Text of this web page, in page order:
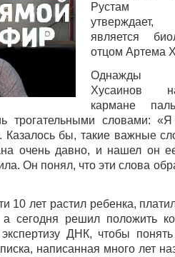
Рустам
является
отцом Артема
Однажды
Хусаинов
кармане
трогательными словами:
Казалось бы, такие важные
очень давно, и нашел он
Он понял, что эти слова
10 лет растил ребенка,
сегодня решил положить
ДНК, чтобы
написанная много лет